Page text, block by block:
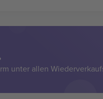
unter allen